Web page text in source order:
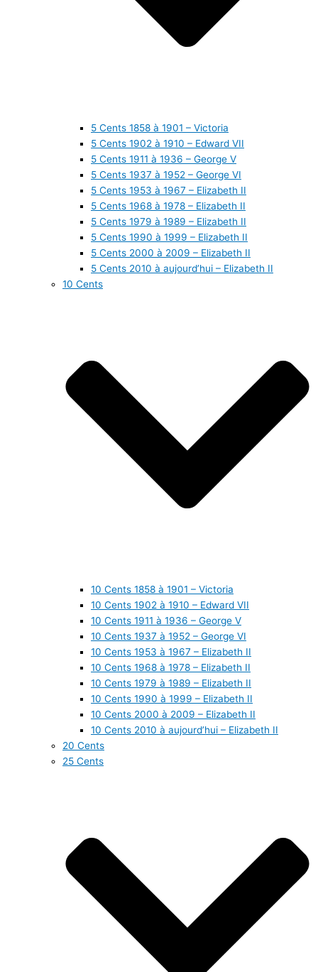
5 Cents 1858 à 1901 – Victoria
5 Cents 1902 à 1910 – Edward VII
5 Cents 1911 à 1936 – George V
5 Cents 1937 à 1952 – George VI
5 Cents 1953 à 1967 – Elizabeth II
5 Cents 1968 à 1978 – Elizabeth II
5 Cents 1979 à 1989 – Elizabeth II
5 Cents 1990 à 1999 – Elizabeth II
5 Cents 2000 à 2009 – Elizabeth II
5 Cents 2010 à aujourd’hui – Elizabeth II
10 Cents
10 Cents 1858 à 1901 – Victoria
10 Cents 1902 à 1910 – Edward VII
10 Cents 1911 à 1936 – George V
10 Cents 1937 à 1952 – George VI
10 Cents 1953 à 1967 – Elizabeth II
10 Cents 1968 à 1978 – Elizabeth II
10 Cents 1979 à 1989 – Elizabeth II
10 Cents 1990 à 1999 – Elizabeth II
10 Cents 2000 à 2009 – Elizabeth II
10 Cents 2010 à aujourd’hui – Elizabeth II
20 Cents
25 Cents